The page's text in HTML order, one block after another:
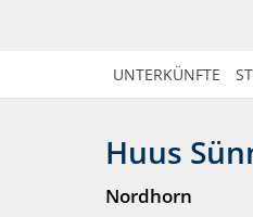
UNTERKÜNFTE
Huus
Nordhorn